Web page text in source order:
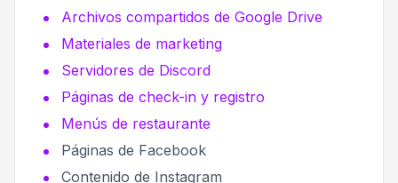
Archivos compartidos de Google Drive
Materiales de marketing
Servidores de Discord
Páginas de check-in y registro
Menús de restaurante
Páginas de Facebook
Contenido de Instagram